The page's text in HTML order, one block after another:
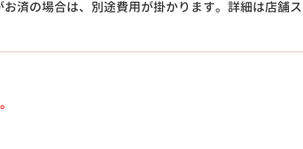
済の場合は、別途費用が掛かります。詳細は店舗
円